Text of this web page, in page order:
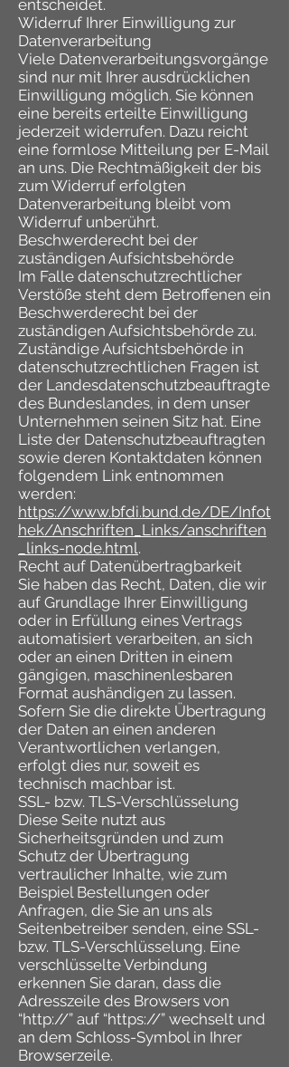
entscheidet.
Widerruf Ihrer Einwilligung zur
Datenverarbeitung
Viele Datenverarbeitungsvorgänge
sind nur mit Ihrer ausdrücklichen
Einwilligung möglich. Sie können
eine bereits erteilte Einwilligung
jederzeit widerrufen. Dazu reicht
eine formlose Mitteilung per E-Mail
an uns. Die Rechtmäßigkeit der bis
zum Widerruf erfolgten
Datenverarbeitung bleibt vom
Widerruf unberührt.
Beschwerderecht bei der
zuständigen Aufsichtsbehörde
Im Falle datenschutzrechtlicher
Verstöße steht dem Betroffenen ein
Beschwerderecht bei der
zuständigen Aufsichtsbehörde zu.
Zuständige Aufsichtsbehörde in
datenschutzrechtlichen Fragen ist
der Landesdatenschutzbeauftragte
des Bundeslandes, in dem unser
Unternehmen seinen Sitz hat. Eine
Liste der Datenschutzbeauftragten
sowie deren Kontaktdaten können
folgendem Link entnommen
werden:
https://www.bfdi.bund.de/DE/Infot
hek/Anschriften_Links/anschriften
_links-node.html.
Recht auf Datenübertragbarkeit
Sie haben das Recht, Daten, die wir
auf Grundlage Ihrer Einwilligung
oder in Erfüllung eines Vertrags
automatisiert verarbeiten, an sich
oder an einen Dritten in einem
gängigen, maschinenlesbaren
Format aushändigen zu lassen.
Sofern Sie die direkte Übertragung
der Daten an einen anderen
Verantwortlichen verlangen,
erfolgt dies nur, soweit es
technisch machbar ist.
SSL- bzw. TLS-Verschlüsselung
Diese Seite nutzt aus
Sicherheitsgründen und zum
Schutz der Übertragung
vertraulicher Inhalte, wie zum
Beispiel Bestellungen oder
Anfragen, die Sie an uns als
Seitenbetreiber senden, eine SSL-
bzw. TLS-Verschlüsselung. Eine
verschlüsselte Verbindung
erkennen Sie daran, dass die
Adresszeile des Browsers von
“http://” auf “https://” wechselt und
an dem Schloss-Symbol in Ihrer
Browserzeile.